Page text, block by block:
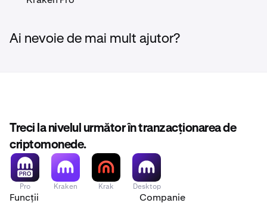
Ai nevoie de mai mult ajutor?
Treci la nivelul următor în tranzacționarea de
criptomonede.
Pro Kraken Krak Desktop
Funcții Companie